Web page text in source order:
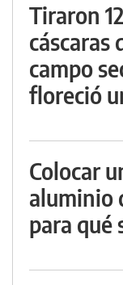
Tiraron
cáscaras
campo
floreció
Colocar
aluminio
para qué